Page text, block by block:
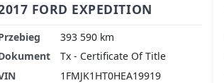
FORD EXPEDITION
393 590 km
Tx - Certificate Of Title
1FMJK1HT0HEA19919